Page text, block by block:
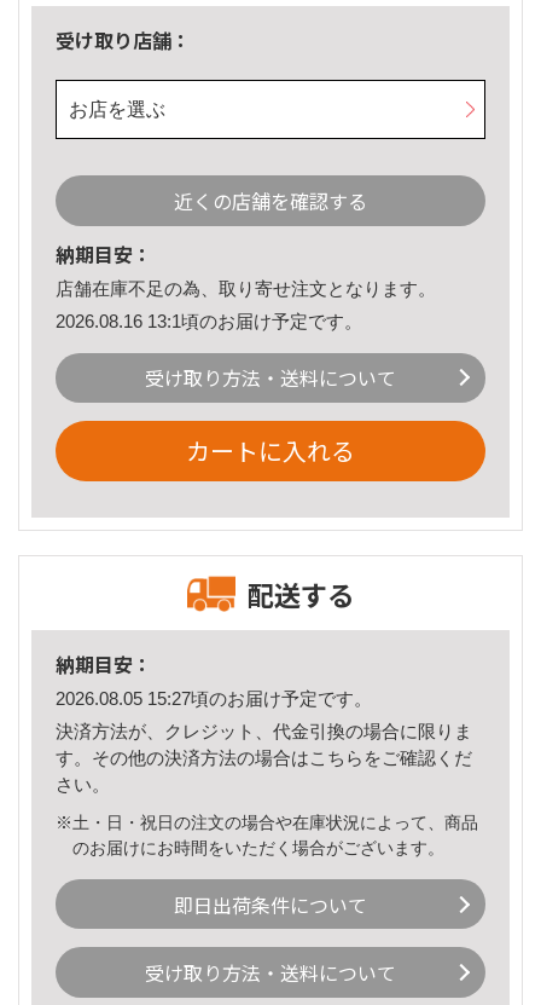
受け取り店舗：
お店を選ぶ
近くの店舗を確認する
納期目安：
店舗在庫不足の為、取り寄せ注文となります。
2026.08.16 13:1頃のお届け予定です。
受け取り方法・送料について
カートに入れる
配送する
納期目安：
2026.08.05 15:27頃のお届け予定です。
決済方法が、クレジット、代金引換の場合に限りま
す。その他の決済方法の場合はこちら をご確認くだ
さい。
※土・日・祝日の注文の場合や在庫状況によって、商品
のお届けにお時間をいただく場合がございます。
即日出荷条件について
受け取り方法・送料について